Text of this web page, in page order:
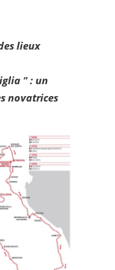
lieux
" : un
novatrices